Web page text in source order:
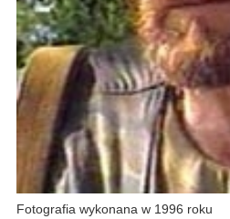
Fotografia wykonana w 1996 roku